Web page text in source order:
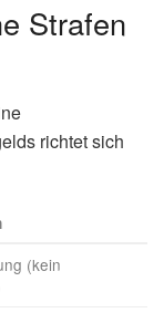
Strafen
richtet sich
(kein